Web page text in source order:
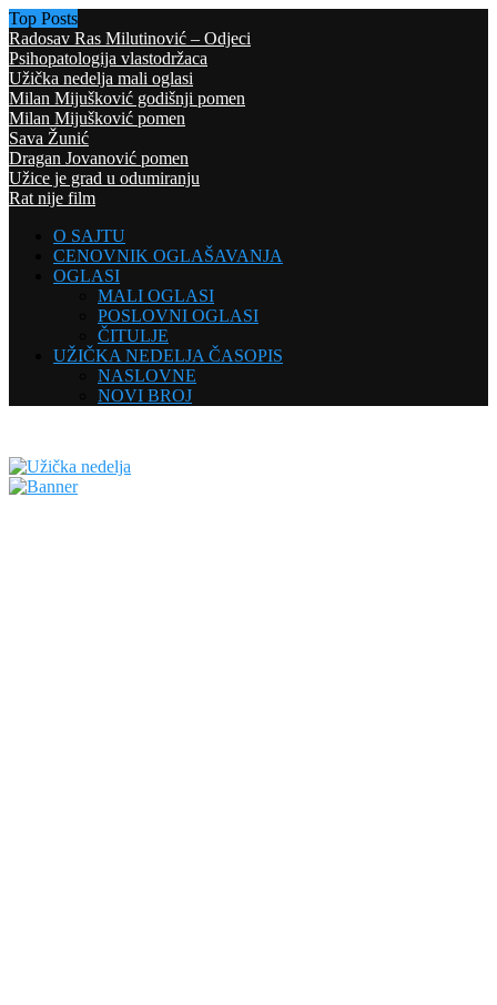
Top Posts
Radosav Ras Milutinović – Odjeci
Psihopatologija vlastodržaca
Užička nedelja mali oglasi
Milan Mijušković godišnji pomen
Milan Mijušković pomen
Sava Žunić
Dragan Jovanović pomen
Užice je grad u odumiranju
Rat nije film
O SAJTU
CENOVNIK OGLAŠAVANJA
OGLASI
MALI OGLASI
POSLOVNI OGLASI
ČITULJE
UŽIČKA NEDELJA ČASOPIS
NASLOVNE
NOVI BROJ